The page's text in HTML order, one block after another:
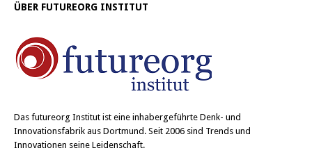
ÜBER FUTUREORG INSTITUT
Das futureorg Institut ist eine inhabergeführte Denk- und
Innovationsfabrik aus Dortmund. Seit 2006 sind Trends und
Innovationen seine Leidenschaft.